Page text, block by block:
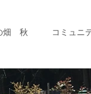
畑 秋 コミュニ
ロマヒーリング®